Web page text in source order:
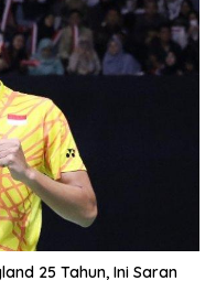
25 Tahun, Ini Saran